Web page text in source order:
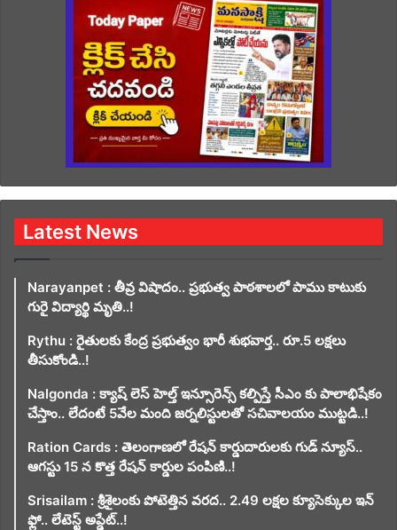
Latest News
Narayanpet : తీవ్ర విషాదం.. ప్రభుత్వ పాఠశాలలో పాము కాటుకు
గురై విద్యార్థి మృతి..!
Rythu : రైతులకు కేంద్ర ప్రభుత్వం భారీ శుభవార్త.. రూ.5 లక్షలు
తీసుకోండి..!
Nalgonda : క్యాష్ లెస్ హెల్త్ ఇన్సూరెన్స్ కల్పిస్తే సీఎం కు పాలాభిషేకం
చేస్తాం.. లేదంటే 5వేల మంది జర్నలిస్టులతో సచివాలయం ముట్టడి..!
Ration Cards : తెలంగాణలో రేషన్ కార్డుదారులకు గుడ్ న్యూస్..
ఆగస్టు 15 న కొత్త రేషన్ కార్డుల పంపిణి..!
Srisailam : శ్రీశైలంకు పోటెత్తిన వరద.. 2.49 లక్షల క్యూసెక్కుల ఇన్
ఫ్లో.. లేటెస్ట్ అప్డేట్..!